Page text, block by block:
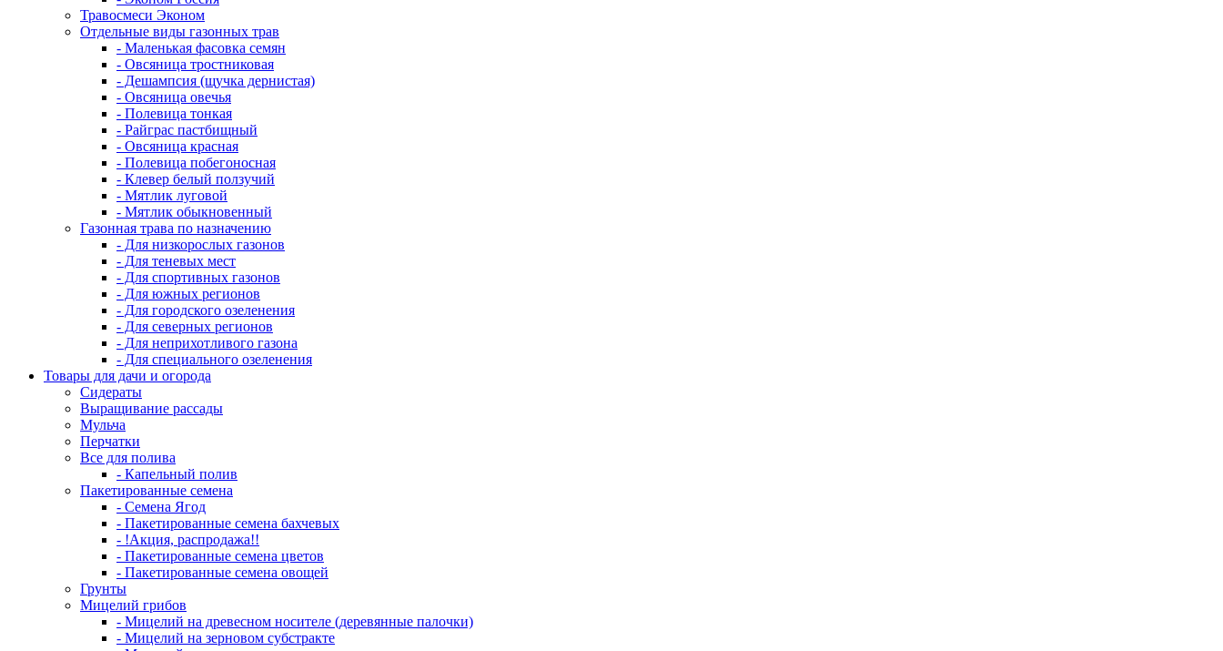
Травосмеси Эконом
Отдельные виды газонных трав
- Маленькая фасовка семян
- Овсяница тростниковая
- Дешампсия (щучка дернистая)
- Овсяница овечья
- Полевица тонкая
- Райграс пастбищный
- Овсяница красная
- Полевица побегоносная
- Клевер белый ползучий
- Мятлик луговой
- Мятлик обыкновенный
Газонная трава по назначению
- Для низкорослых газонов
- Для теневых мест
- Для спортивных газонов
- Для южных регионов
- Для городского озеленения
- Для северных регионов
- Для неприхотливого газона
- Для специального озеленения
Товары для дачи и огорода
Сидераты
Выращивание рассады
Мульча
Перчатки
Все для полива
- Капельный полив
Пакетированные семена
- Семена Ягод
- Пакетированные семена бахчевых
- !Акция, распродажа!!
- Пакетированные семена цветов
- Пакетированные семена овощей
Грунты
Мицелий грибов
- Мицелий на древесном носителе (деревянные палочки)
- Мицелий на зерновом субстракте